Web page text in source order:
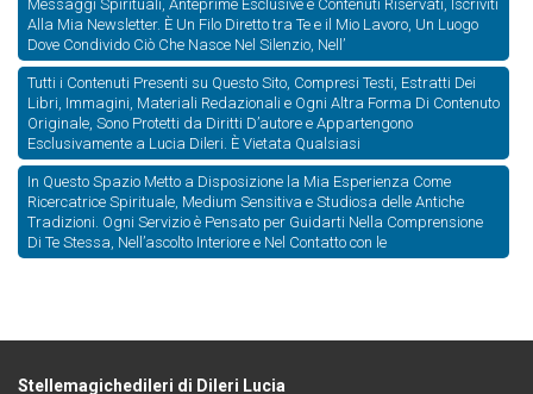
Messaggi Spirituali, Anteprime Esclusive e Contenuti Riservati, Iscriviti
Alla Mia Newsletter. È Un Filo Diretto tra Te e il Mio Lavoro, Un Luogo
Dove Condivido Ciò Che Nasce Nel Silenzio, Nell’
Tutti i Contenuti Presenti su Questo Sito, Compresi Testi, Estratti Dei
Libri, Immagini, Materiali Redazionali e Ogni Altra Forma Di Contenuto
Originale, Sono Protetti da Diritti D’autore e Appartengono
Esclusivamente a Lucia Dileri. È Vietata Qualsiasi
In Questo Spazio Metto a Disposizione la Mia Esperienza Come
Ricercatrice Spirituale, Medium Sensitiva e Studiosa delle Antiche
Tradizioni. Ogni Servizio è Pensato per Guidarti Nella Comprensione
Di Te Stessa, Nell’ascolto Interiore e Nel Contatto con le
Stellemagichedileri di Dileri Lucia